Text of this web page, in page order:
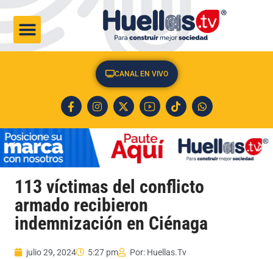
CANAL EN VIVO
113 víctimas del conflicto
armado recibieron
indemnización en Ciénaga
julio 29, 2024 5:27 pm Por: Huellas.Tv